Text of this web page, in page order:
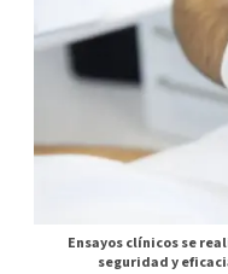
Ensayos clínicos se
seguridad y